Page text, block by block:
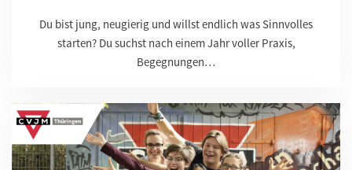
Du bist jung, neugierig und willst endlich was Sinnvolles
starten? Du suchst nach einem Jahr voller Praxis,
Begegnungen…